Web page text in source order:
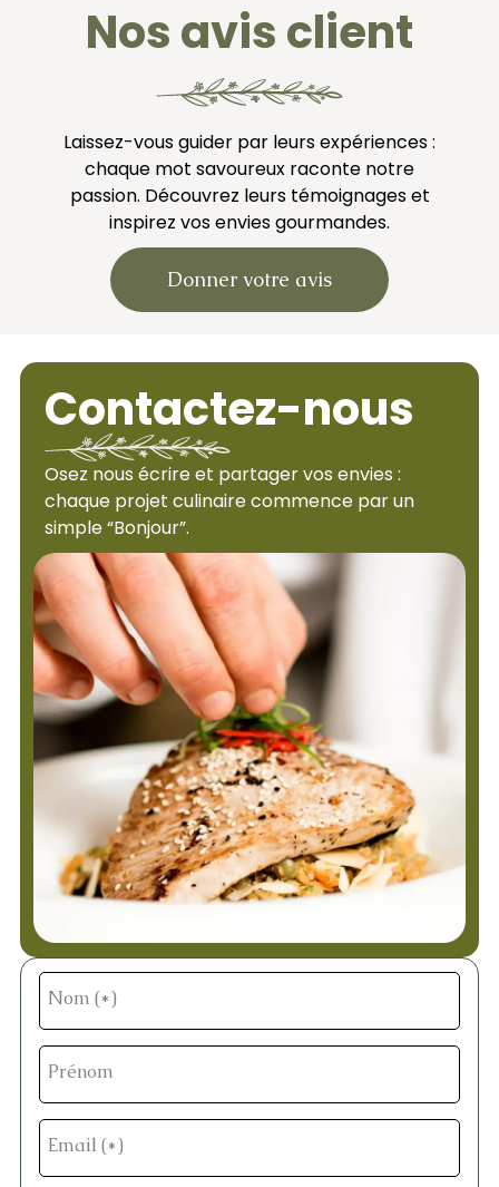
Nos avis client
Laissez-vous guider par leurs expériences :
chaque mot savoureux raconte notre
passion. Découvrez leurs témoignages et
inspirez vos envies gourmandes.
Donner votre avis
Contactez-nous
Osez nous écrire et partager vos envies :
chaque projet culinaire commence par un
simple “Bonjour”.
Nom (*)
Prénom
Email (*)